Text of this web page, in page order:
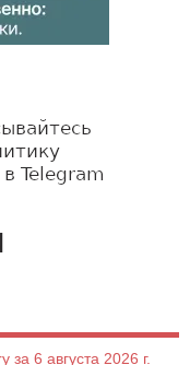
6 августа 2026 г.